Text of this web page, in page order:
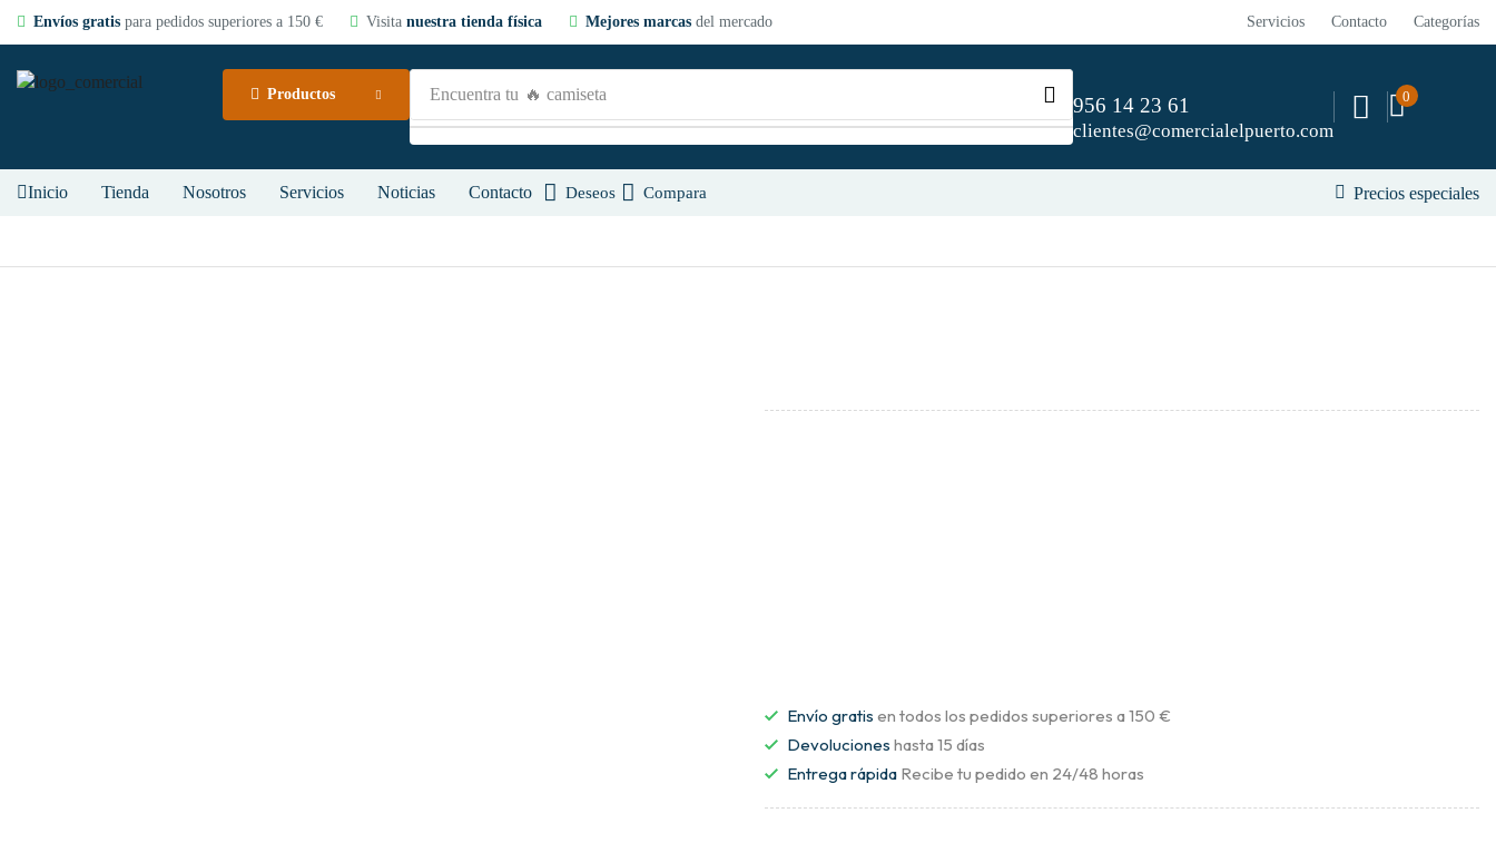
Envíos gratis para pedidos superiores a 150 € Visita nuestra tienda física Mejores marcas del mercado Servicios Contacto Categorías
Productos Encuentra tu 🔥 camiseta 956 14 23 61
clientes@comercialelpuerto.com
0
Inicio Tienda Nosotros Servicios Noticias Contacto Deseos Compara Precios especiales
Envío gratis en todos los pedidos superiores a 150 €
Devoluciones hasta 15 días
Entrega rápida Recibe tu pedido en 24/48 horas